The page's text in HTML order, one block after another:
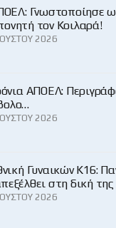
Γνωστοποίησε
τον Κοιλαρά!
2026
ΑΠΟΕΛ:
2026
Γυναικών Κ16:
στη δική
2026